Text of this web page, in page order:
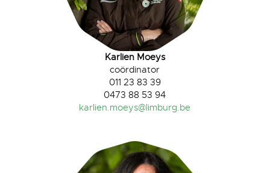
Karlien Moeys
coördinator
011 23 83 39
0473 88 53 94
karlien.moeys@limburg.be